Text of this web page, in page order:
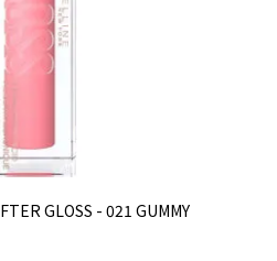
GLOSS - 021 GUMMY